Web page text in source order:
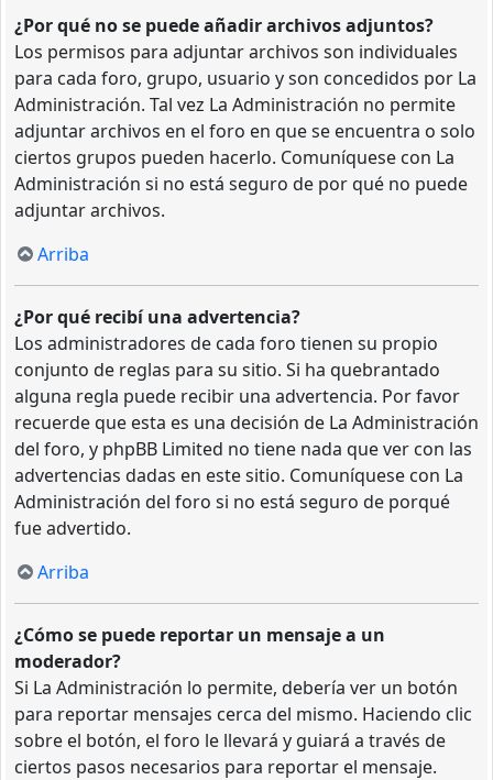
¿Por qué no se puede añadir archivos adjuntos?
Los permisos para adjuntar archivos son individuales
para cada foro, grupo, usuario y son concedidos por La
Administración. Tal vez La Administración no permite
adjuntar archivos en el foro en que se encuentra o solo
ciertos grupos pueden hacerlo. Comuníquese con La
Administración si no está seguro de por qué no puede
adjuntar archivos.
Arriba
¿Por qué recibí una advertencia?
Los administradores de cada foro tienen su propio
conjunto de reglas para su sitio. Si ha quebrantado
alguna regla puede recibir una advertencia. Por favor
recuerde que esta es una decisión de La Administración
del foro, y phpBB Limited no tiene nada que ver con las
advertencias dadas en este sitio. Comuníquese con La
Administración del foro si no está seguro de porqué
fue advertido.
Arriba
¿Cómo se puede reportar un mensaje a un
moderador?
Si La Administración lo permite, debería ver un botón
para reportar mensajes cerca del mismo. Haciendo clic
sobre el botón, el foro le llevará y guiará a través de
ciertos pasos necesarios para reportar el mensaje.